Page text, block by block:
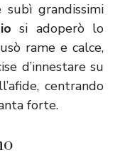
subì grandissimi
si adoperò lo
rame e calce,
d’innestare su
centrando
forte.